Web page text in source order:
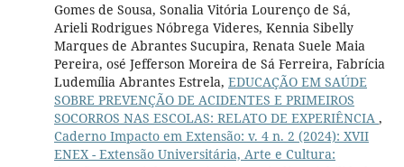
Gomes de Sousa, Sonalia Vitória Lourenço de Sá,
Arieli Rodrigues Nóbrega Videres, Kennia Sibelly
Marques de Abrantes Sucupira, Renata Suele Maia
Pereira, osé Jefferson Moreira de Sá Ferreira, Fabrícia
Ludemília Abrantes Estrela, EDUCAÇÃO EM SAÚDE
SOBRE PREVENÇÃO DE ACIDENTES E PRIMEIROS
SOCORROS NAS ESCOLAS: RELATO DE EXPERIÊNCIA ,
Caderno Impacto em Extensão: v. 4 n. 2 (2024): XVII
ENEX - Extensão Universitária, Arte e Cultura: